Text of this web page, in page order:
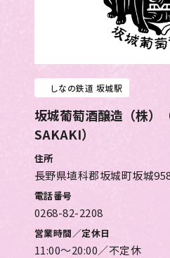
しなの鉄道 坂城駅
坂城葡萄酒醸造（株
SAKAKI）
住所
長野県埴科郡坂城町坂城
電話番号
0268-82-2208
営業時間／定休日
11:00～20:00／不定休